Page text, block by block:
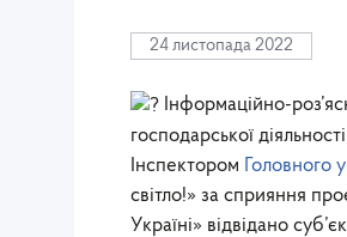
24 листопада 2022
Інформаційно-
господарської діяльності
Інспектором Головного
світло!» за сприяння
Україні» відвідано